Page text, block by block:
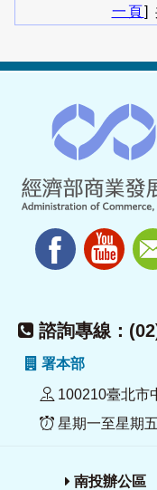
一頁]
諮詢專線：
署本部
100210臺北市
星期一至星期
南投辦公區